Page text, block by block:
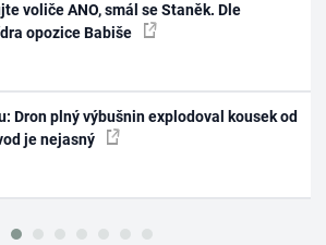
voliče ANO, smál se Staněk. Dle
opozice Babiše
Dron plný výbušnin explodoval kousek od
je nejasný